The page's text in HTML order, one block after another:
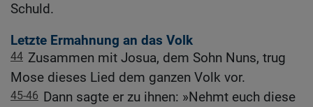
Schuld.
Letzte Ermahnung an das Volk
44 Zusammen mit Josua, dem Sohn Nuns, trug
Mose dieses Lied dem ganzen Volk vor.
45-46 Dann sagte er zu ihnen: »Nehmt euch diese